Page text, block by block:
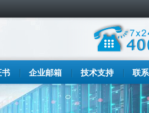
企业邮箱 技术支持 联